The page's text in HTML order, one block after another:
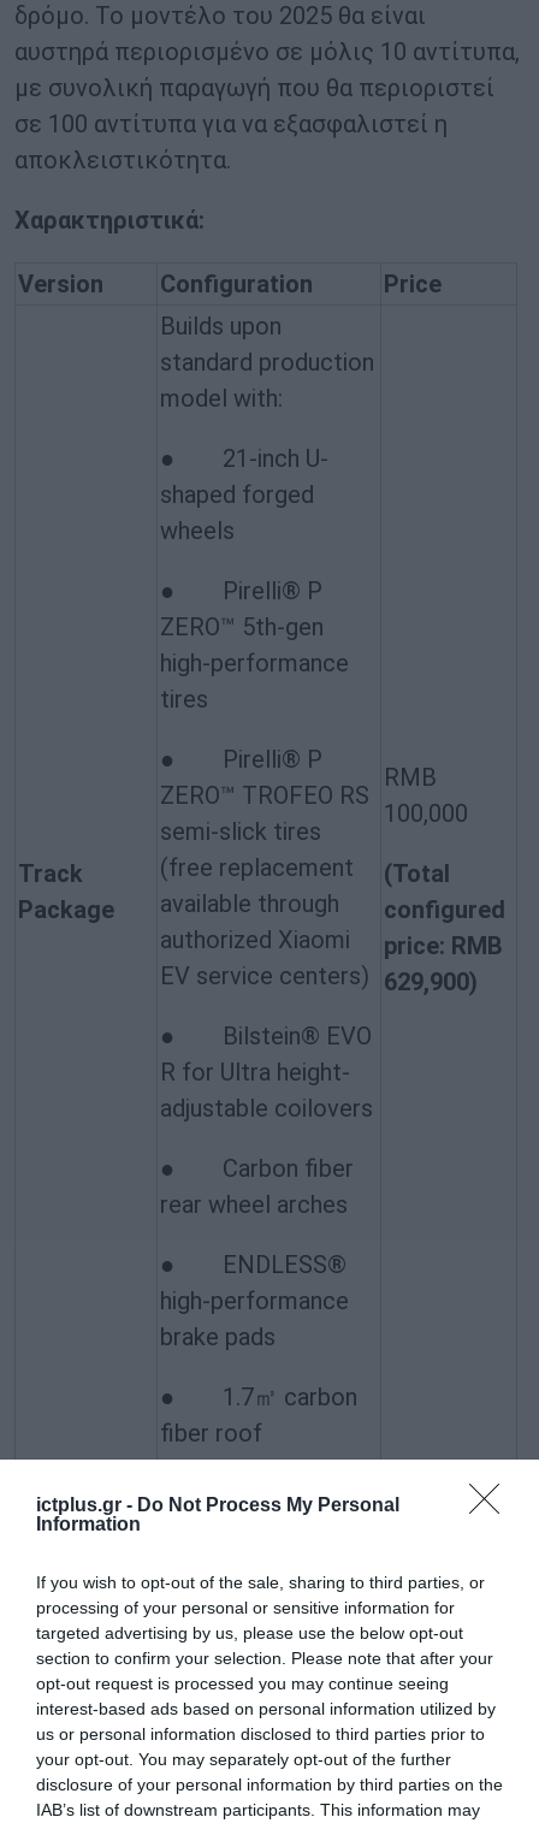
ictplus.gr - Do Not Process My Personal
Information
If you wish to opt-out of the sale, sharing to third parties, or
processing of your personal or sensitive information for
targeted advertising by us, please use the below opt-out
section to confirm your selection. Please note that after your
opt-out request is processed you may continue seeing
interest-based ads based on personal information utilized by
us or personal information disclosed to third parties prior to
your opt-out. You may separately opt-out of the further
disclosure of your personal information by third parties on the
IAB’s list of downstream participants. This information may
δρόμο. Το μοντέλο του 2025 θα είναι
αυστηρά περιορισμένο σε μόλις 10 αντίτυπα,
με συνολική παραγωγή που θα περιοριστεί
σε 100 αντίτυπα για να εξασφαλιστεί η
αποκλειστικότητα.
Χαρακτηριστικά:
Version Configuration Price
Track
Package
Builds upon
standard production
model with:
● 21-inch U-
shaped forged
wheels
● Pirelli® P
ZERO™ 5th-gen
high-performance
tires
● Pirelli® P
ZERO™ TROFEO RS
semi-slick tires
(free replacement
available through
authorized Xiaomi
EV service centers)
● Bilstein® EVO
R for Ultra height-
adjustable coilovers
● Carbon fiber
rear wheel arches
● ENDLESS®
high-performance
brake pads
● 1.7㎡ carbon
fiber roof
RMB
100,000
(Total
configured
price: RMB
629,900)
●
● Custom high-
performance carbon
fiber racing bucket
seats
● Competition-
grade 6-point